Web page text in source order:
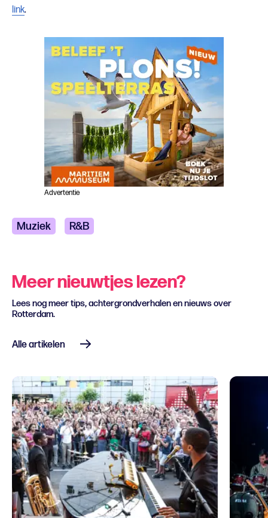
link.
Advertentie
Muziek R&B
Meer nieuwtjes lezen?
Lees nog meer tips, achtergrondverhalen en nieuws over
Rotterdam.
Alle artikelen